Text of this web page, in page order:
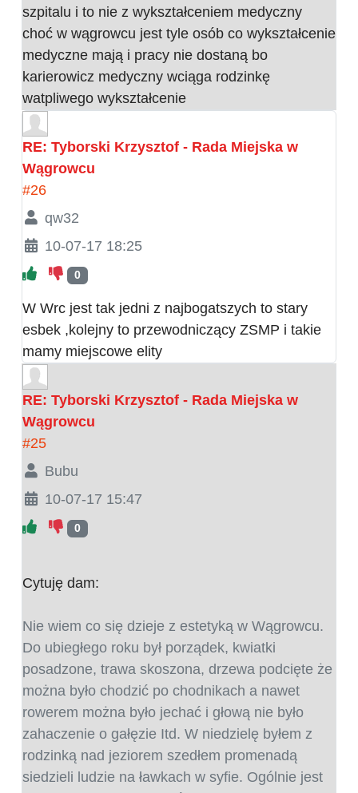
szpitalu i to nie z wykształceniem medyczny
choć w wągrowcu jest tyle osób co wykształcenie
medyczne mają i pracy nie dostaną bo
karierowicz medyczny wciąga rodzinkę
watpliwego wykształcenie
RE: Tyborski Krzysztof - Rada Miejska w
Wągrowcu
#26
qw32
10-07-17 18:25
0
W Wrc jest tak jedni z najbogatszych to stary
esbek ,kolejny to przewodniczący ZSMP i takie
mamy miejscowe elity
RE: Tyborski Krzysztof - Rada Miejska w
Wągrowcu
#25
Bubu
10-07-17 15:47
0
Cytuję dam:
Nie wiem co się dzieje z estetyką w Wągrowcu.
Do ubiegłego roku był porządek, kwiatki
posadzone, trawa skoszona, drzewa podcięte że
można było chodzić po chodnikach a nawet
rowerem można było jechać i głową nie było
zahaczenie o gałęzie Itd. W niedzielę byłem z
rodzinką nad jeziorem szedłem promenadą
siedzieli ludzie na ławkach w syfie. Ogólnie jest